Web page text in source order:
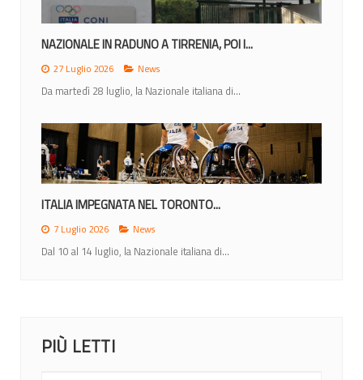
NAZIONALE IN RADUNO A TIRRENIA, POI I...
27 Luglio 2026 News
Da martedì 28 luglio, la Nazionale italiana di...
ITALIA IMPEGNATA NEL TORONTO...
7 Luglio 2026 News
Dal 10 al 14 luglio, la Nazionale italiana di...
PIÙ LETTI